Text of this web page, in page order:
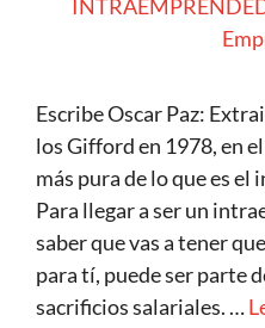
Escribe Oscar Paz:
los Gifford en 1978, en
más pura de lo que es
Para llegar a ser un
saber que vas a tener
para tí, puede ser parte
sacrificios salariales. …